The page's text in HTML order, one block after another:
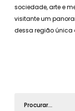
sociedade, arte e
visitante um
dessa região única